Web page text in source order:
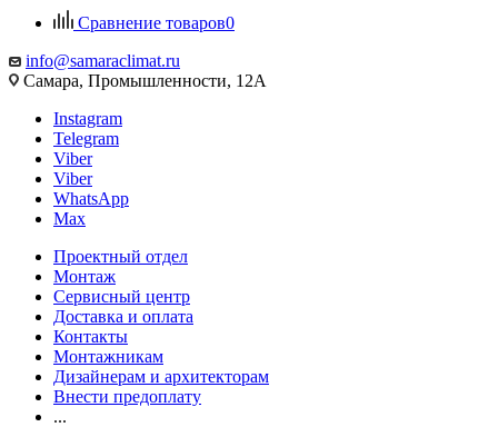
Сравнение товаров0
info@samaraclimat.ru
Самара, Промышленности, 12А
Instagram
Telegram
Viber
Viber
WhatsApp
Max
Проектный отдел
Монтаж
Сервисный центр
Доставка и оплата
Контакты
Монтажникам
Дизайнерам и архитекторам
Внести предоплату
...